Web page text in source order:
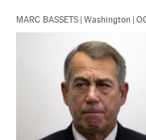
MARC BASSETS | Washington |